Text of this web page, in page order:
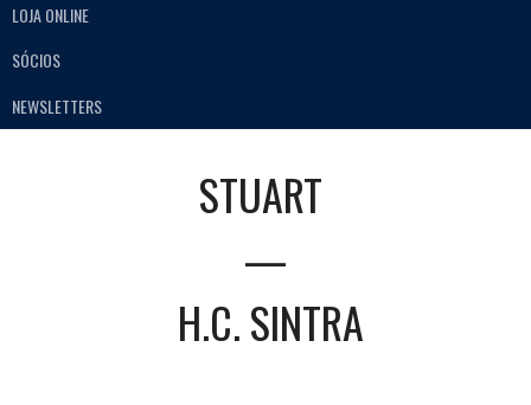
LOJA ONLINE
SÓCIOS
NEWSLETTERS
STUART
—
H.C. SINTRA